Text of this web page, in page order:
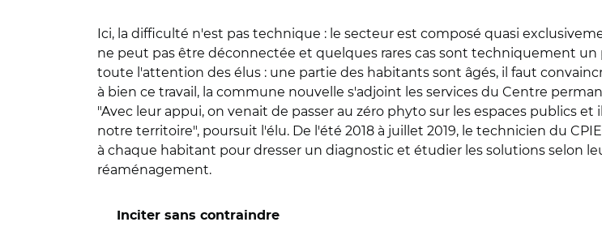
Ici, la difficulté n'est pas technique : le secteur est composé quasi
ne peut pas être déconnectée et quelques rares cas sont techniquement
toute l'attention des élus : une partie des habitants sont âgés, il faut
à bien ce travail, la commune nouvelle s'adjoint les services du Centre
"Avec leur appui, on venait de passer au zéro phyto sur les espaces publics
notre territoire", poursuit l'élu. De l'été 2018 à juillet 2019, le technicien du
à chaque habitant pour dresser un diagnostic et étudier les solutions selon
réaménagement.
Inciter sans contraindre